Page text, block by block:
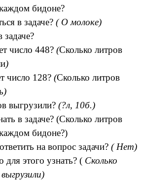
бидоне?
в задаче? ( О молоке)
задаче?
число 448? (Сколько литров
)
число 128? (Сколько литров
)
выгрузили? (?л, 10б.)
в задаче? (Сколько литров
бидоне?)
на вопрос задачи? ( Нет)
этого узнать? ( Сколько